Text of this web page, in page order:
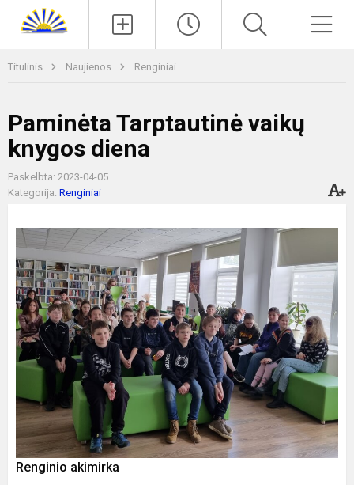
Titulinis Naujienos Renginiai
Paminėta Tarptautinė vaikų
knygos diena
Paskelbta: 2023-04-05
Kategorija: Renginiai
Renginio akimirka